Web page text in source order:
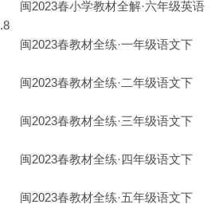
2023春小学教材全解·六年级英语
2023春教材全练·一年级语文下
2023春教材全练·二年级语文下
2023春教材全练·三年级语文下
2023春教材全练·四年级语文下
2023春教材全练·五年级语文下